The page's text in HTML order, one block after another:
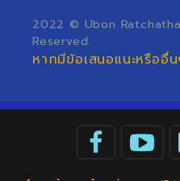
2022 © Ubon
Reserved.
หากมีข้อเสนอแนะหรือ